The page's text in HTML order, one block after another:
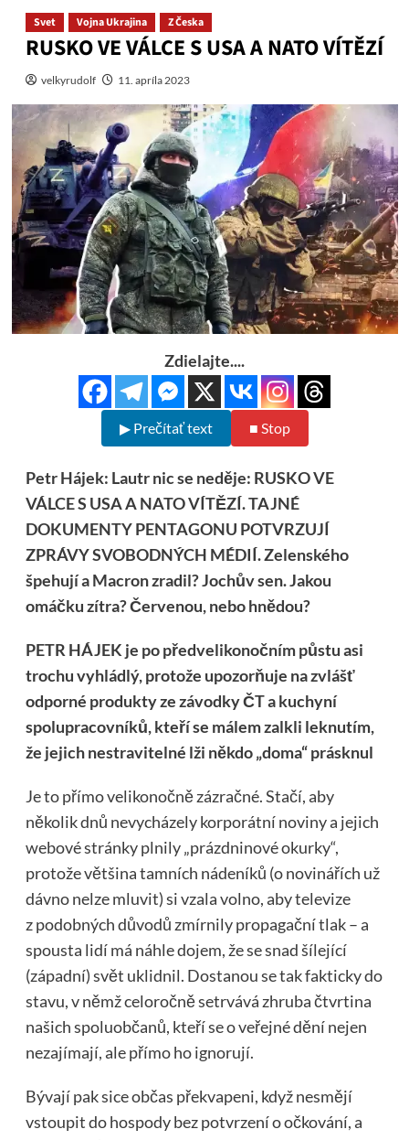
Svet Vojna Ukrajina Z Česka
RUSKO VE VÁLCE S USA A NATO VÍTĚZÍ
velkyrudolf 11. apríla 2023
Zdielajte....
▶ Prečítať text ■ Stop
Petr Hájek: Lautr nic se neděje: RUSKO VE
VÁLCE S USA A NATO VÍTĚZÍ. TAJNÉ
DOKUMENTY PENTAGONU POTVRZUJÍ
ZPRÁVY SVOBODNÝCH MÉDIÍ. Zelenského
špehují a Macron zradil? Jochův sen. Jakou
omáčku zítra? Červenou, nebo hnědou?
PETR HÁJEK je po předvelikonočním půstu asi
trochu vyhládlý, protože upozorňuje na zvlášť
odporné produkty ze závodky ČT a kuchyní
spolupracovníků, kteří se málem zalkli leknutím,
že jejich nestravitelné lži někdo „doma“ prásknul
Je to přímo velikonočně zázračné. Stačí, aby
několik dnů nevycházely korporátní noviny a jejich
webové stránky plnily „prázdninové okurky“,
protože většina tamních nádeníků (o novinářích už
dávno nelze mluvit) si vzala volno, aby televize
z podobných důvodů zmírnily propagační tlak – a
spousta lidí má náhle dojem, že se snad šílející
(západní) svět uklidnil. Dostanou se tak fakticky do
stavu, v němž celoročně setrvává zhruba čtvrtina
našich spoluobčanů, kteří se o veřejné dění nejen
nezajímají, ale přímo ho ignorují.
Bývají pak sice občas překvapeni, když nesmějí
vstoupit do hospody bez potvrzení o očkování, a